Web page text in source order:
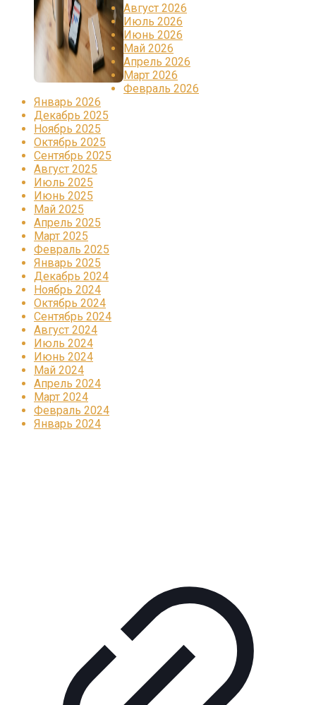
Август 2026
Июль 2026
Июнь 2026
Май 2026
Апрель 2026
Март 2026
Февраль 2026
Январь 2026
Декабрь 2025
Ноябрь 2025
Октябрь 2025
Сентябрь 2025
Август 2025
Июль 2025
Июнь 2025
Май 2025
Апрель 2025
Март 2025
Февраль 2025
Январь 2025
Декабрь 2024
Ноябрь 2024
Октябрь 2024
Сентябрь 2024
Август 2024
Июль 2024
Июнь 2024
Май 2024
Апрель 2024
Март 2024
Февраль 2024
Январь 2024